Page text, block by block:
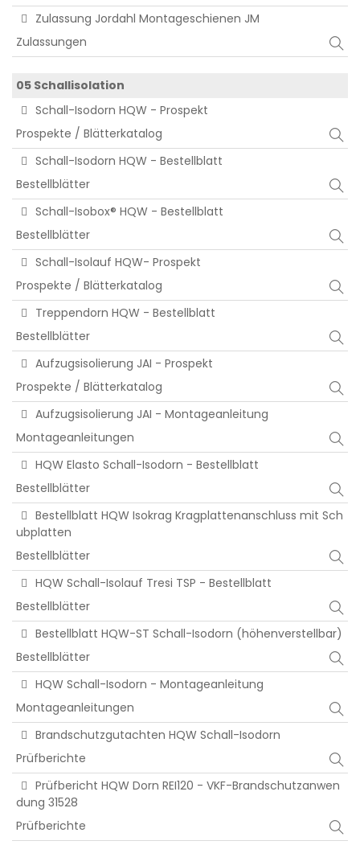
Zulassung Jordahl Montageschienen JM
Zulassungen
05 Schallisolation
Schall-Isodorn HQW - Prospekt
Prospekte / Blätterkatalog
Schall-Isodorn HQW - Bestellblatt
Bestellblätter
Schall-Isobox® HQW - Bestellblatt
Bestellblätter
Schall-Isolauf HQW- Prospekt
Prospekte / Blätterkatalog
Treppendorn HQW - Bestellblatt
Bestellblätter
Aufzugsisolierung JAI - Prospekt
Prospekte / Blätterkatalog
Aufzugsisolierung JAI - Montageanleitung
Montageanleitungen
HQW Elasto Schall-Isodorn - Bestellblatt
Bestellblätter
Bestellblatt HQW Isokrag Kragplattenanschluss mit Sch
ubplatten
Bestellblätter
HQW Schall-Isolauf Tresi TSP - Bestellblatt
Bestellblätter
Bestellblatt HQW-ST Schall-Isodorn (höhenverstellbar)
Bestellblätter
HQW Schall-Isodorn - Montageanleitung
Montageanleitungen
Brandschutzgutachten HQW Schall-Isodorn
Prüfberichte
Prüfbericht HQW Dorn REI120 - VKF-Brandschutzanwen
dung 31528
Prüfberichte